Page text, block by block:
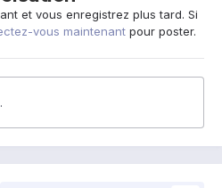
et vous enregistrez plus tard. Si
vous maintenant pour poster.